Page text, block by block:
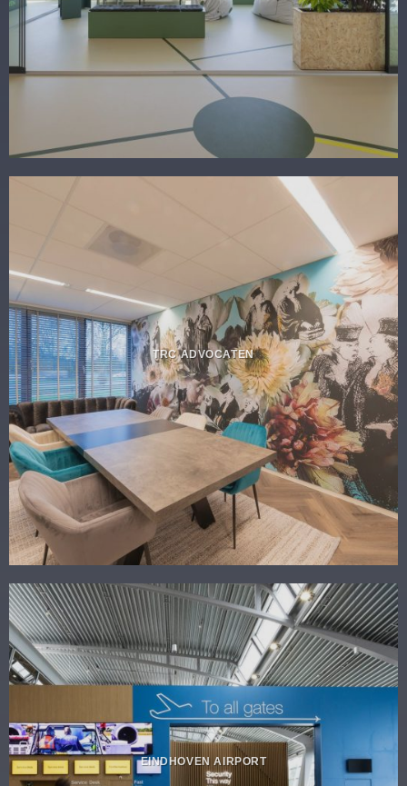
TRC ADVOCATEN
EINDHOVEN AIRPORT